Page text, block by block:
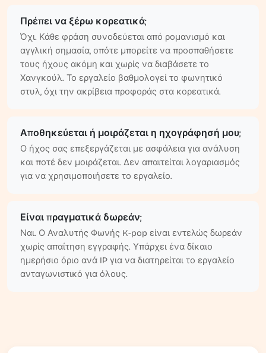
Πρέπει να ξέρω κορεατικά;
Όχι. Κάθε φράση συνοδεύεται από ρομανισμό και
αγγλική σημασία, οπότε μπορείτε να προσπαθήσετε
τους ήχους ακόμη και χωρίς να διαβάσετε το
Χανγκούλ. Το εργαλείο βαθμολογεί το φωνητικό
στυλ, όχι την ακρίβεια προφοράς στα κορεατικά.
Αποθηκεύεται ή μοιράζεται η ηχογράφησή μου;
Ο ήχος σας επεξεργάζεται με ασφάλεια για ανάλυση
και ποτέ δεν μοιράζεται. Δεν απαιτείται λογαριασμός
για να χρησιμοποιήσετε το εργαλείο.
Είναι πραγματικά δωρεάν;
Ναι. Ο Αναλυτής Φωνής K-pop είναι εντελώς δωρεάν
χωρίς απαίτηση εγγραφής. Υπάρχει ένα δίκαιο
ημερήσιο όριο ανά IP για να διατηρείται το εργαλείο
ανταγωνιστικό για όλους.